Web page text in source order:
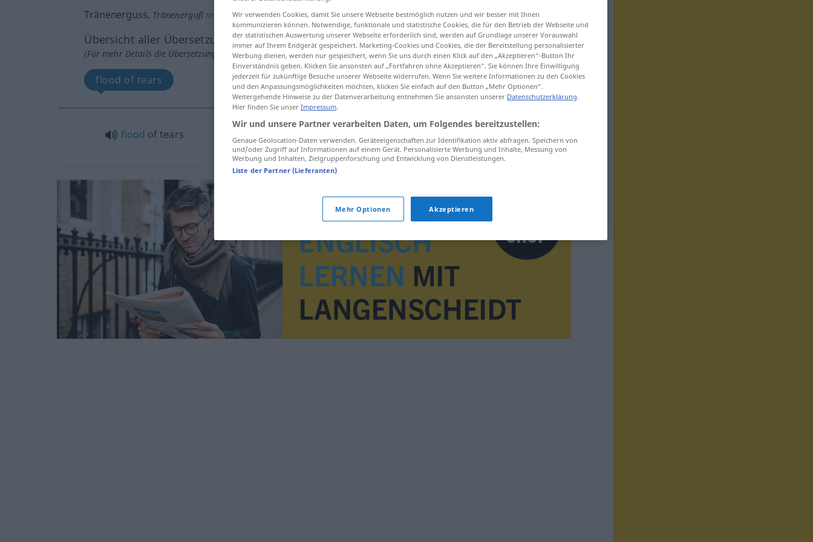
Tränenerguss, Tränenerguß m
Übersicht aller Übersetzungen
(Für mehr Details die Übersetzung anklicken/antippen)
flood of tears
flood of tears
Wir verwenden Cookies, damit Sie unsere Webseite bestmöglich nutzen und wir besser mit Ihnen
kommunizieren können. Notwendige, funktionale und statistische Cookies, die für den Betrieb der Webseite und
der statistischen Auswertung unserer Webseite erforderlich sind, werden auf Grundlage unserer Vorauswahl
immer auf Ihrem Endgerät gespeichert. Marketing-Cookies und Cookies, die der Bereitstellung personalisierter
Werbung dienen, werden nur gespeichert, wenn Sie uns durch einen Klick auf den „Akzeptieren“-Button Ihr
Einverständnis geben. Klicken Sie ansonsten auf „Fortfahren ohne Akzeptieren“. Sie können Ihre Einwilligung
jederzeit für zukünftige Besuche unserer Webseite widerrufen. Wenn Sie weitere Informationen zu den Cookies
und den Anpassungsmöglichkeiten möchten, klicken Sie einfach auf den Button „Mehr Optionen“.
Weitergehende Hinweise zu der Datenverarbeitung entnehmen Sie ansonsten unserer Datenschutzerklärung.
Hier finden Sie unser Impressum.
Wir und unsere Partner verarbeiten Daten, um Folgendes bereitzustellen:
Genaue Geolocation-Daten verwenden. Geräteeigenschaften zur Identifikation aktiv abfragen. Speichern von
und/oder Zugriff auf Informationen auf einem Gerät. Personalisierte Werbung und Inhalte, Messung von
Werbung und Inhalten, Zielgruppenforschung und Entwicklung von Dienstleistungen.
Liste der Partner (Lieferanten)
Mehr Optionen Akzeptieren